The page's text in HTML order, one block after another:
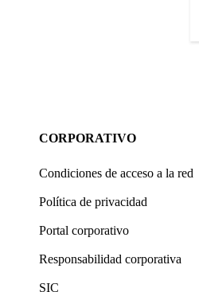
CORPORATIVO
Condiciones de acceso a la red
Política de privacidad
Portal corporativo
Responsabilidad corporativa
SIC